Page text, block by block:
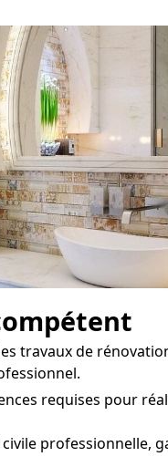
travaux de
requises pour
professionnelle,